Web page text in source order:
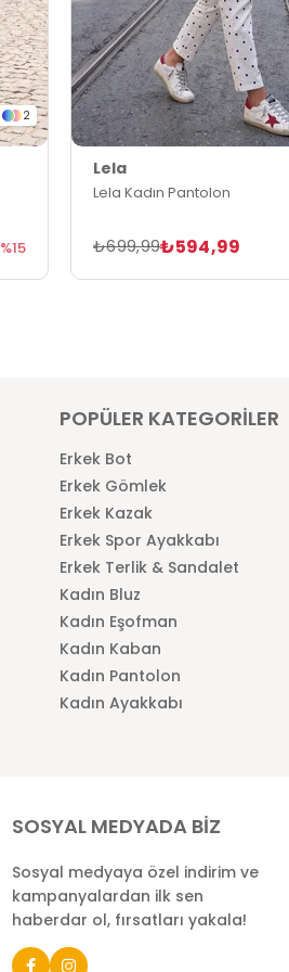
2
%15
Lela
Lela Kadın Pantolon
₺594,99
₺699,99
POPÜLER KATEGORİLER
Erkek Bot
Erkek Gömlek
Erkek Kazak
Erkek Spor Ayakkabı
Erkek Terlik & Sandalet
Kadın Bluz
Kadın Eşofman
Kadın Kaban
Kadın Pantolon
Kadın Ayakkabı
SOSYAL MEDYADA BİZ
Sosyal medyaya özel indirim ve
kampanyalardan ilk sen
haberdar ol, fırsatları yakala!